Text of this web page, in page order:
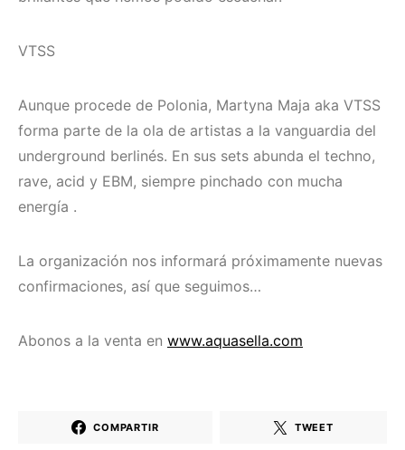
VTSS
Aunque procede de Polonia, Martyna Maja aka VTSS
forma parte de la ola de artistas a la vanguardia del
underground berlinés. En sus sets abunda el techno,
rave, acid y EBM, siempre pinchado con mucha
energía .
La organización nos informará próximamente nuevas
confirmaciones, así que seguimos…
Abonos a la venta en www.aquasella.com
COMPARTIR TWEET